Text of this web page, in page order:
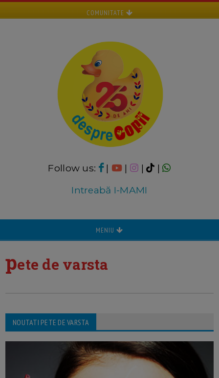
COMUNITATE
Follow us: | | |
|
Intreabă I-MAMI
MENIU
pete de varsta
NOUTATI PETE DE VARSTA